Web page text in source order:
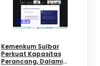
News
Kemenkum Sulbar
Perkuat Kapasitas
Perancang, Dalami